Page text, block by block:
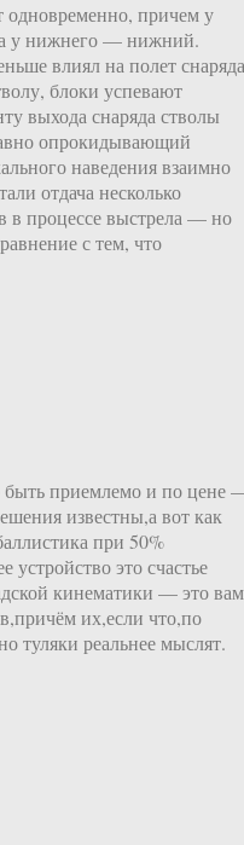
одновременно, причем у
а у нижнего — нижний.
влиял на полет
блоки успевают
выхода снаряда стволы
опрокидывающий
наведения взаимно
отдача несколько
в процессе выстрела — но
с тем, что
приемлемо и по цене
известны,а вот как
при 50%
это счастье
кинематики — это вам
их,если что,по
туляки реальнее мыслят.